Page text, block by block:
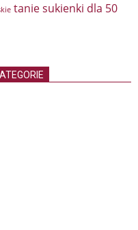
tanie sukienki dla 50